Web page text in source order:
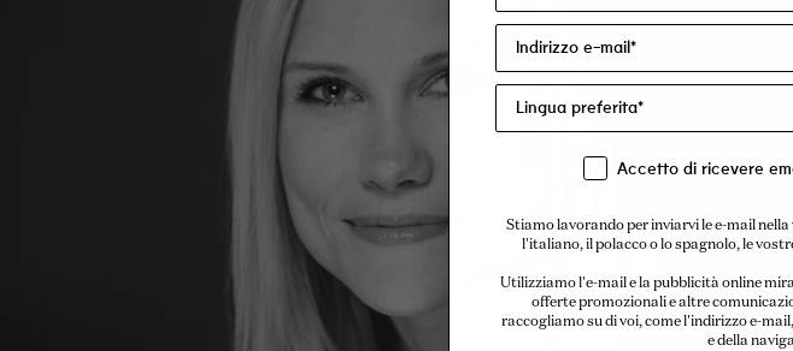
Accetto di ricevere
Stiamo lavorando per inviarvi le e-mail
l'italiano, il polacco o lo spagnolo, le
Utilizziamo l'e-mail e la pubblicità online
offerte promozionali e altre
raccogliamo su di voi, come l'indirizzo e-
e della